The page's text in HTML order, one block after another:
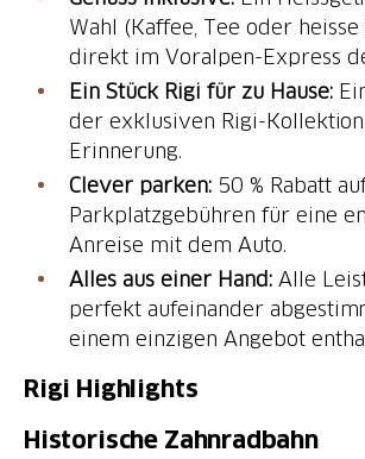
Wahl (Kaffee, Tee oder heisse
direkt im Voralpen-Express
Ein Stück Rigi für zu Hause:
der exklusiven Rigi-
Erinnerung.
Clever parken:50 % Rabatt
Parkplatzgebühren für eine
Anreise mit dem Auto.
Alles aus einer Hand:Alle
perfekt aufeinander
einem einzigen Angebot
Rigi Highlights
Historische Zahnradbahn